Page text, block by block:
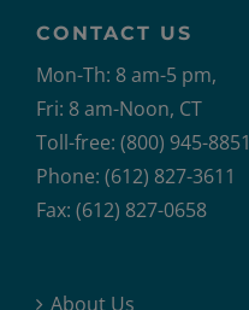
CONTACT US
Mon-Th: 8 am-5 pm,
Fri: 8 am-Noon, CT
Toll-free: (800) 945-8851
Phone: (612) 827-3611
Fax: (612) 827-0658
About Us